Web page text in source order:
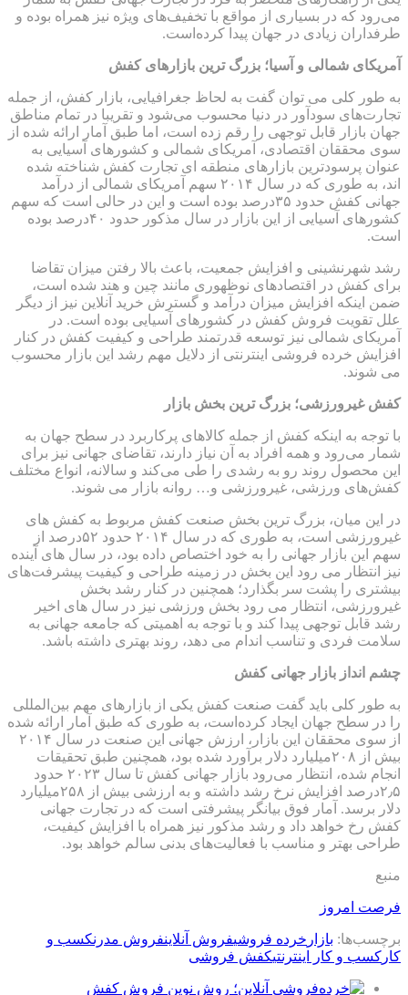
می‌رود که در بسیاری از مواقع با تخفیف‌های ویژه نیز همراه بوده و
طرفداران زیادی در جهان پیدا کرده‌است.
آمریکای شمالی و آسیا؛ بزرگ ترین بازارهای کفش
به طور کلی می توان گفت به لحاظ جغرافیایی، بازار کفش، از جمله
تجارت‌های سودآور در دنیا محسوب می‌شود و تقریبا در تمام مناطق
جهان بازار قابل توجهی را رقم زده است، اما طبق آمار ارائه شده از
سوی محققان اقتصادی، آمریکای شمالی و کشورهای آسیایی به
عنوان پرسودترین بازارهای منطقه ای تجارت کفش شناخته شده
اند، به طوری که در سال ۲۰۱۴ سهم آمریکای شمالی از درآمد
جهانی کفش حدود ۳۵درصد بوده است و این در حالی است که سهم
کشورهای آسیایی از این بازار در سال مذکور حدود ۴۰درصد بوده
است.
رشد شهرنشینی و افزایش جمعیت، باعث بالا رفتن میزان تقاضا
برای کفش در اقتصادهای نوظهوری مانند چین و هند شده است،
ضمن اینکه افزایش میزان درآمد و گسترش خرید آنلاین نیز از دیگر
علل تقویت فروش کفش در کشورهای آسیایی بوده است. در
آمریکای شمالی نیز توسعه قدرتمند طراحی و کیفیت کفش در کنار
افزایش خرده فروشی اینترنتی از دلایل مهم رشد این بازار محسوب
می شوند.
کفش غیرورزشی؛ بزرگ ترین بخش بازار
با توجه به اینکه کفش از جمله کالاهای پرکاربرد در سطح جهان به
شمار می‌رود و همه افراد به آن نیاز دارند، تقاضای جهانی نیز برای
این محصول روند رو به رشدی را طی می‌کند و سالانه، انواع مختلف
کفش‌های ورزشی، غیرورزشی و… روانه بازار می شوند.
در این میان، بزرگ ترین بخش صنعت کفش مربوط به کفش های
غیرورزشی است، به طوری که در سال ۲۰۱۴ حدود ۵۲درصد از
سهم این بازار جهانی را به خود اختصاص داده بود، در سال های آینده
نیز انتظار می رود این بخش در زمینه طراحی و کیفیت پیشرفت‌های
بیشتری را پشت سر بگذارد؛ همچنین در کنار رشد بخش
غیرورزشی، انتظار می رود بخش ورزشی نیز در سال های اخیر
رشد قابل توجهی پیدا کند و با توجه به اهمیتی که جامعه جهانی به
سلامت فردی و تناسب اندام می دهد، روند بهتری داشته باشد.
چشم انداز بازار جهانی کفش
به طور کلی باید گفت صنعت کفش یکی از بازارهای مهم بین‌المللی
را در سطح جهان ایجاد کرده‌است، به طوری که طبق آمار ارائه شده
از سوی محققان این بازار، ارزش جهانی این صنعت در سال ۲۰۱۴
بیش از ۲۰۸میلیارد دلار برآورد شده بود، همچنین طبق تحقیقات
انجام شده، انتظار می‌رود بازار جهانی کفش تا سال ۲۰۲۳ حدود
۲٫۵درصد افزایش نرخ رشد داشته و به ارزشی بیش از ۲۵۸میلیارد
دلار برسد. آمار فوق بیانگر پیشرفتی است که در تجارت جهانی
کفش رخ خواهد داد و رشد مذکور نیز همراه با افزایش کیفیت،
طراحی بهتر و مناسب با فعالیت‌های بدنی سالم خواهد بود.
منبع
فرصت امروز
برچسب‌ها: بازار خرده فروشیفروش آنلاینفروش مدرنکسب و
کار کسب و کار اینترنتیکفش فروشی